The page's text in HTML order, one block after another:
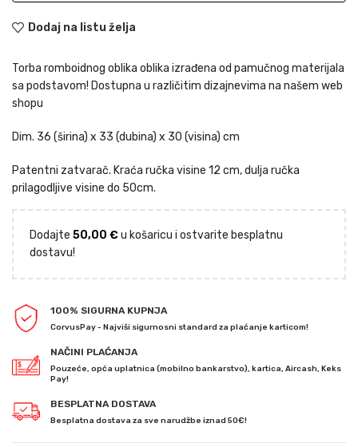
Dodaj na listu želja
Torba romboidnog oblika oblika izrađena od pamučnog materijala
sa podstavom! Dostupna u različitim dizajnevima na našem web
shopu
Dim. 36 (širina) x 33 (dubina) x 30 (visina) cm
Patentni zatvarač. Kraća ručka visine 12 cm, dulja ručka
prilagodljive visine do 50cm.
Dodajte 50,00 € u košaricu i ostvarite besplatnu
dostavu!
100% SIGURNA KUPNJA
CorvusPay - Najviši sigurnosni standard za plaćanje karticom!
NAČINI PLAĆANJA
Pouzeće, opća uplatnica (mobilno bankarstvo), kartica, Aircash, Keks
Pay!
BESPLATNA DOSTAVA
Besplatna dostava za sve narudžbe iznad 50€!